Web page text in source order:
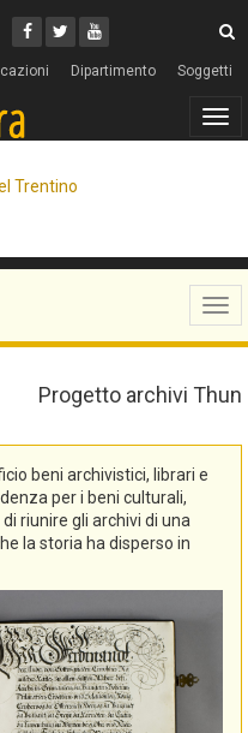
Facebook
Twitter
Youtube
Dipartimento Soggetti
Trentino
Progetto archivi Thun
beni archivistici, librari e
per i beni culturali,
riunire gli archivi di una
la storia ha disperso in